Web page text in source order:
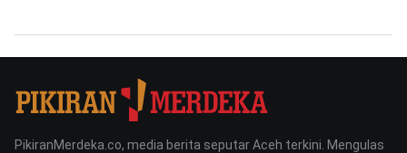
PikiranMerdeka.co, media berita seputar Aceh terkini. Mengulas